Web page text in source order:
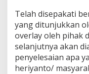
Telah disepakati
yang ditunjukkan
overlay oleh pihak
selanjutnya akan
penyelesaian apa
heriyanto/